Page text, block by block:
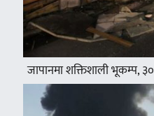
जापानमा शक्तिशाली भूकम्प,